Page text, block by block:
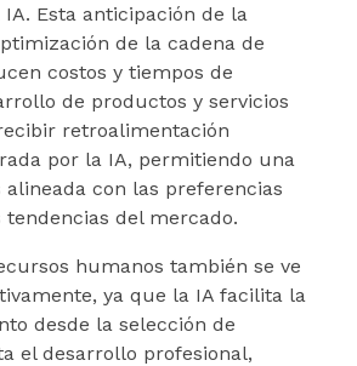
Esta anticipación de la
de la cadena de
costos y tiempos de
de productos y servicios
retroalimentación
por la IA, permitiendo una
alineada con las preferencias
del mercado.
humanos también se ve
ya que la IA facilita la
desde la selección de
el desarrollo profesional,